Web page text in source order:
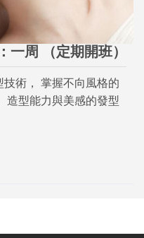
一周 （定期開班）
術， 掌握不向風格的
造型能力與美感的發型